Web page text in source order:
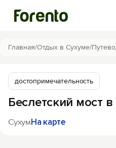
Войти
Избранное
История просмотра
Главная/Отдых в Сухуме/
достопримечательность
Беслетский мост
СухумНа карте